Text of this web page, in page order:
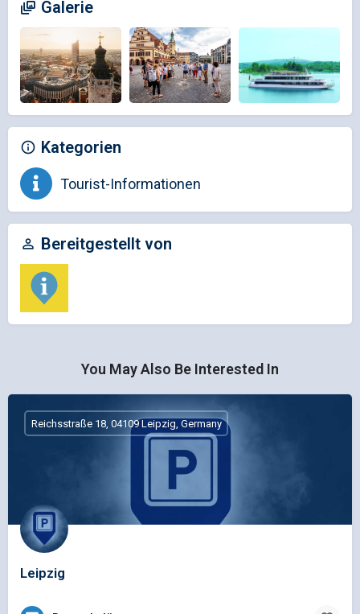
Galerie
Kategorien
Tourist-Informationen
Bereitgestellt von
You May Also Be Interested In
Leipzig
Reichsstraße 18, 04109 Leipzig, Germany